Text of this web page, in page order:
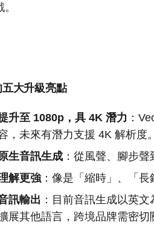
大升級亮點
升至 1080p，具 4K 潛力 ：
，未來有潛力支援 4K 解析度。
生音訊生成 ：從風聲、腳步
解更強 ：像是「縮時」、「
訊輸出 ：目前音訊生成以英
展其他語言，跨境品牌需密切